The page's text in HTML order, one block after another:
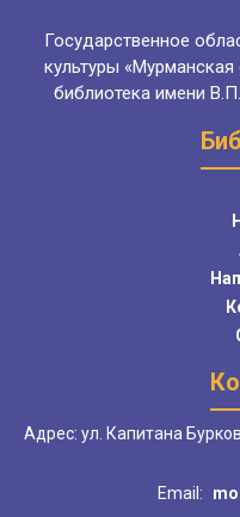
Государственное
культуры
библиотека имени
Адрес: ул. Капитана
Email: